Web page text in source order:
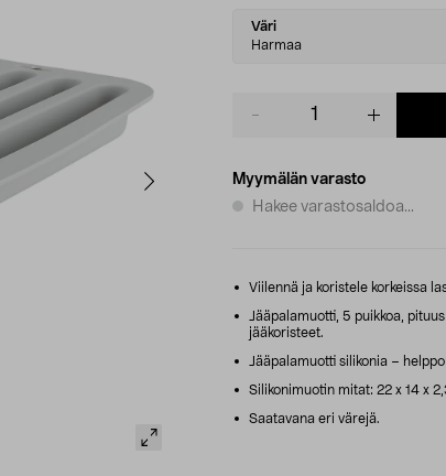
Select
variant
Väri
Harmaa
Myymälän varasto
Hakee varastosaldoa...
Viilennä ja koristele korkeissa
Jääpalamuotti, 5 puikkoa,
jääkoristeet.
Jääpalamuotti silikonia –
Silikonimuotin mitat: 22 x 14 x
Saatavana eri värejä.